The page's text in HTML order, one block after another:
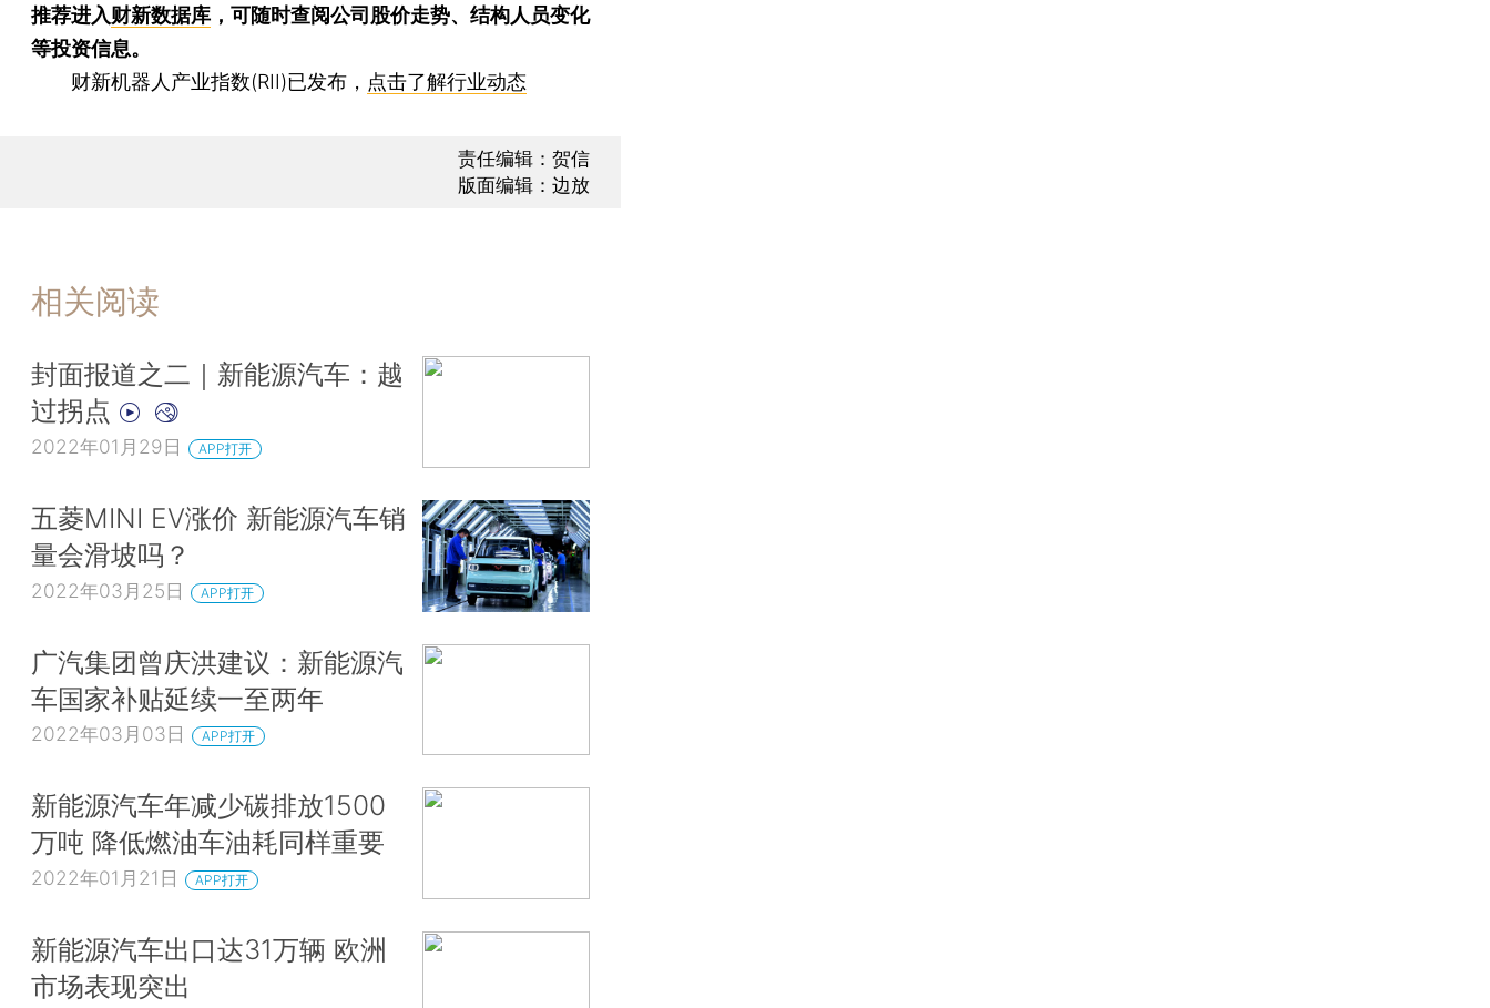
推荐进入财新数据库 ，可随时查阅公司股价走势、结构人员变化
等投资信息。
财新机器人产业指数(RII)已发布， 点击了解行业动态
责任编辑：贺信
版面编辑：边放
相关阅读
封面报道之二｜新能源汽车：越
过拐点
2022年01月29日 APP打开
五菱MINI EV涨价 新能源汽车销
量会滑坡吗？
2022年03月25日 APP打开
广汽集团曾庆洪建议：新能源汽
车国家补贴延续一至两年
2022年03月03日 APP打开
新能源汽车年减少碳排放1500
万吨 降低燃油车油耗同样重要
2022年01月21日 APP打开
新能源汽车出口达31万辆 欧洲
市场表现突出